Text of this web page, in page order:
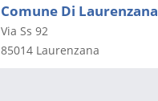
Comune Di Laurenzana
Via Ss 92
85014 Laurenzana